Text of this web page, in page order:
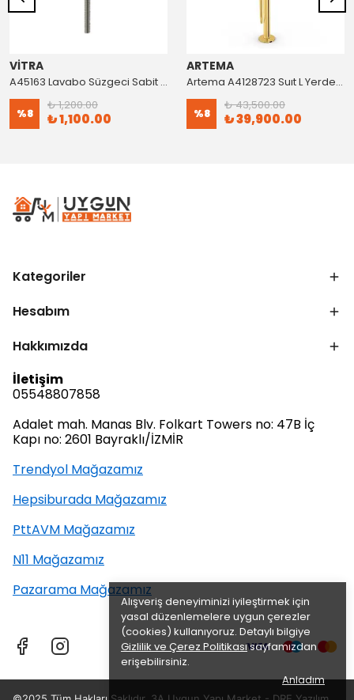
Alışveriş deneyiminizi iyileştirmek için
yasal düzenlemelere uygun çerezler
(cookies) kullanıyoruz. Detaylı bilgiye
Gizlilik ve Çerez Politikasısayfamızdan
erişebilirsiniz.
Anladım
VİTRA
A45163 Lavabo Süzgeci Sabit Krom
%8
₺ 1,200.00
₺ 1,100.00
ARTEMA
Artema A4128723 Suıt L Yerden Küvet Bataryası Altın
%8
₺ 43,500.00
₺ 39,900.00
Kategoriler
Hesabım
Hakkımızda
İletişim
05548807858
Adalet mah. Manas Blv. Folkart Towers no: 47B İç
Kapı no: 2601 Bayraklı/İZMİR
Trendyol Mağazamız
Hepsiburada Mağazamız
PttAVM Mağazamız
N11 Mağazamız
Pazarama Mağazamız